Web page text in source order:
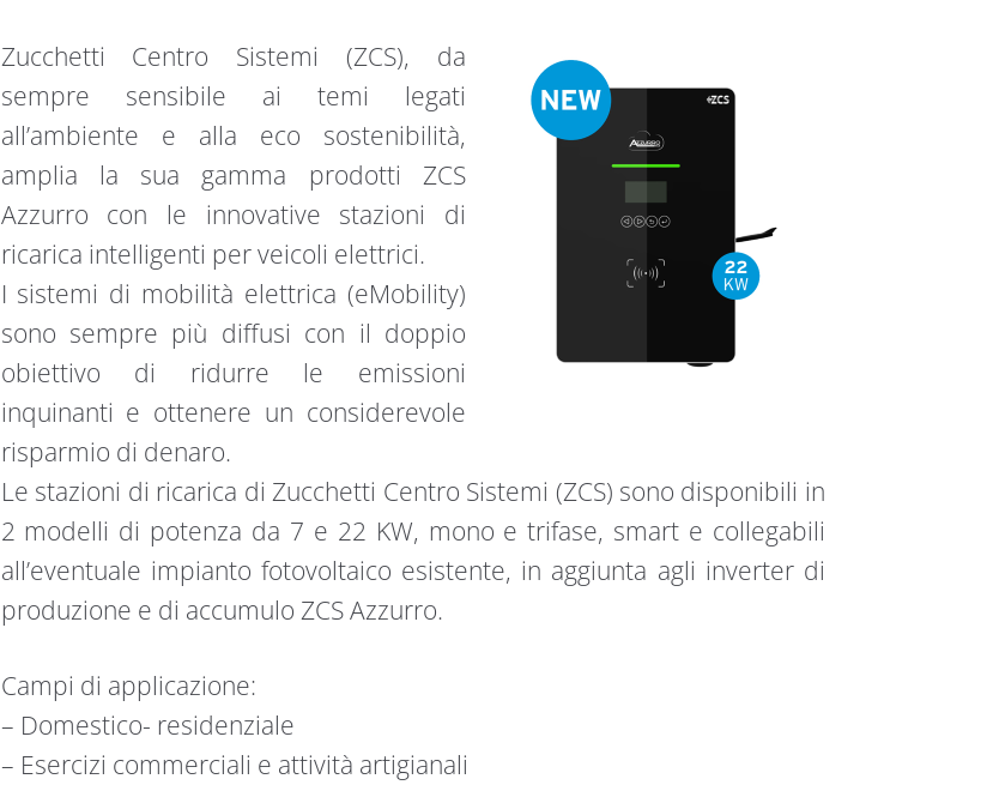
Zucchetti Centro Sistemi (ZCS), da
sempre sensibile ai temi legati
all’ambiente e alla eco sostenibilità,
amplia la sua gamma prodotti ZCS
Azzurro con le innovative stazioni di
ricarica intelligenti per veicoli elettrici.
I sistemi di mobilità elettrica (eMobility)
sono sempre più diffusi con il doppio
obiettivo di ridurre le emissioni
inquinanti e ottenere un considerevole
risparmio di denaro.
Le stazioni di ricarica di Zucchetti Centro Sistemi (ZCS) sono disponibili in
2 modelli di potenza da 7 e 22 KW, mono e trifase, smart e collegabili
all’eventuale impianto fotovoltaico esistente, in aggiunta agli inverter di
produzione e di accumulo ZCS Azzurro.
Campi di applicazione:
– Domestico- residenziale
– Esercizi commerciali e attività artigianali